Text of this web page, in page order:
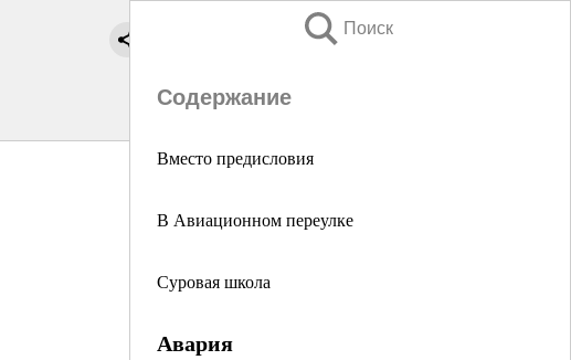
Поиск
Содержание
Вместо предисловия
В Авиационном переулке
Суровая школа
Авария